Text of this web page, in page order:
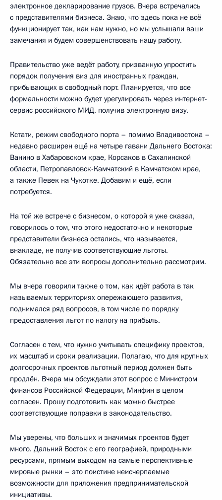
электронное декларирование грузов. Вчера встречались
с представителями бизнеса. Знаю, что здесь пока не всё
функционирует так, как нам нужно, но мы услышали ваши
замечания и будем совершенствовать нашу работу.
Правительство уже ведёт работу, призванную упростить
порядок получения виз для иностранных граждан,
прибывающих в свободный порт. Планируется, что все
формальности можно будет урегулировать через интернет-
сервис российского МИД, получив электронную визу.
Кстати, режим свободного порта – помимо Владивостока –
недавно расширен ещё на четыре гавани Дальнего Востока:
Ванино в Хабаровском крае, Корсаков в Сахалинской
области, Петропавловск-Камчатский в Камчатском крае,
а также Певек на Чукотке. Добавим и ещё, если
потребуется.
На той же встрече с бизнесом, о которой я уже сказал,
говорилось о том, что этого недостаточно и некоторые
представители бизнеса остались, что называется,
внакладе, не получив соответствующие льготы.
Обязательно все эти вопросы дополнительно рассмотрим.
Мы вчера говорили также о том, как идёт работа в так
называемых территориях опережающего развития,
поднимался ряд вопросов, в том числе по порядку
предоставления льгот по налогу на прибыль.
Согласен с тем, что нужно учитывать специфику проектов,
их масштаб и сроки реализации. Полагаю, что для крупных
долгосрочных проектов льготный период должен быть
продлён. Вчера мы обсуждали этот вопрос с Министром
финансов Российской Федерации, Минфин в целом
согласен. Прошу подготовить как можно быстрее
соответствующие поправки в законодательство.
Мы уверены, что больших и значимых проектов будет
много. Дальний Восток с его географией, природными
ресурсами, прямым выходом на самые перспективные
мировые рынки – это поистине неисчерпаемые
возможности для приложения предпринимательской
инициативы.